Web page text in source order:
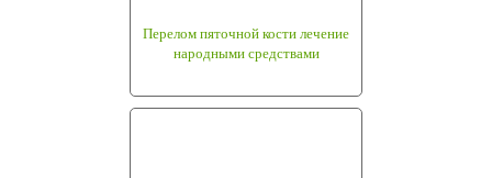
Перелом пяточной кости лечение
народными средствами